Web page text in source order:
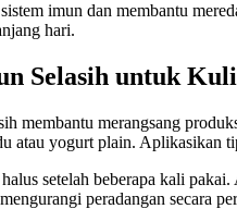
imun dan membantu
hari.
Selasih untuk
membantu merangsang
atau yogurt plain.
setelah beberapa kali
peradangan secara